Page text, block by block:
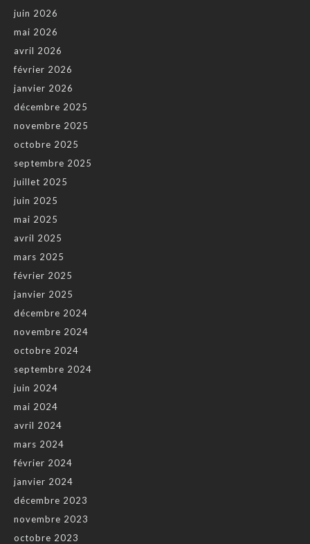
juin 2026
mai 2026
avril 2026
février 2026
janvier 2026
décembre 2025
novembre 2025
octobre 2025
septembre 2025
juillet 2025
juin 2025
mai 2025
avril 2025
mars 2025
février 2025
janvier 2025
décembre 2024
novembre 2024
octobre 2024
septembre 2024
juin 2024
mai 2024
avril 2024
mars 2024
février 2024
janvier 2024
décembre 2023
novembre 2023
octobre 2023